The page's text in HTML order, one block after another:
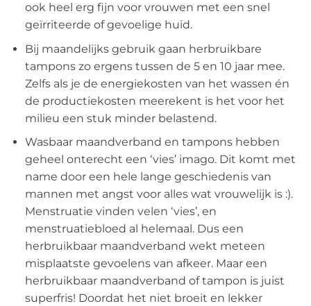
ook heel erg fijn voor vrouwen met een snel
geïrriteerde of gevoelige huid.
Bij maandelijks gebruik gaan herbruikbare
tampons zo ergens tussen de 5 en 10 jaar mee.
Zelfs als je de energiekosten van het wassen én
de productiekosten meerekent is het voor het
milieu een stuk minder belastend.
Wasbaar maandverband en tampons hebben
geheel onterecht een ‘vies’ imago. Dit komt met
name door een hele lange geschiedenis van
mannen met angst voor alles wat vrouwelijk is :).
Menstruatie vinden velen ‘vies’, en
menstruatiebloed al helemaal. Dus een
herbruikbaar maandverband wekt meteen
misplaatste gevoelens van afkeer. Maar een
herbruikbaar maandverband of tampon is juist
superfris! Doordat het niet broeit en lekker